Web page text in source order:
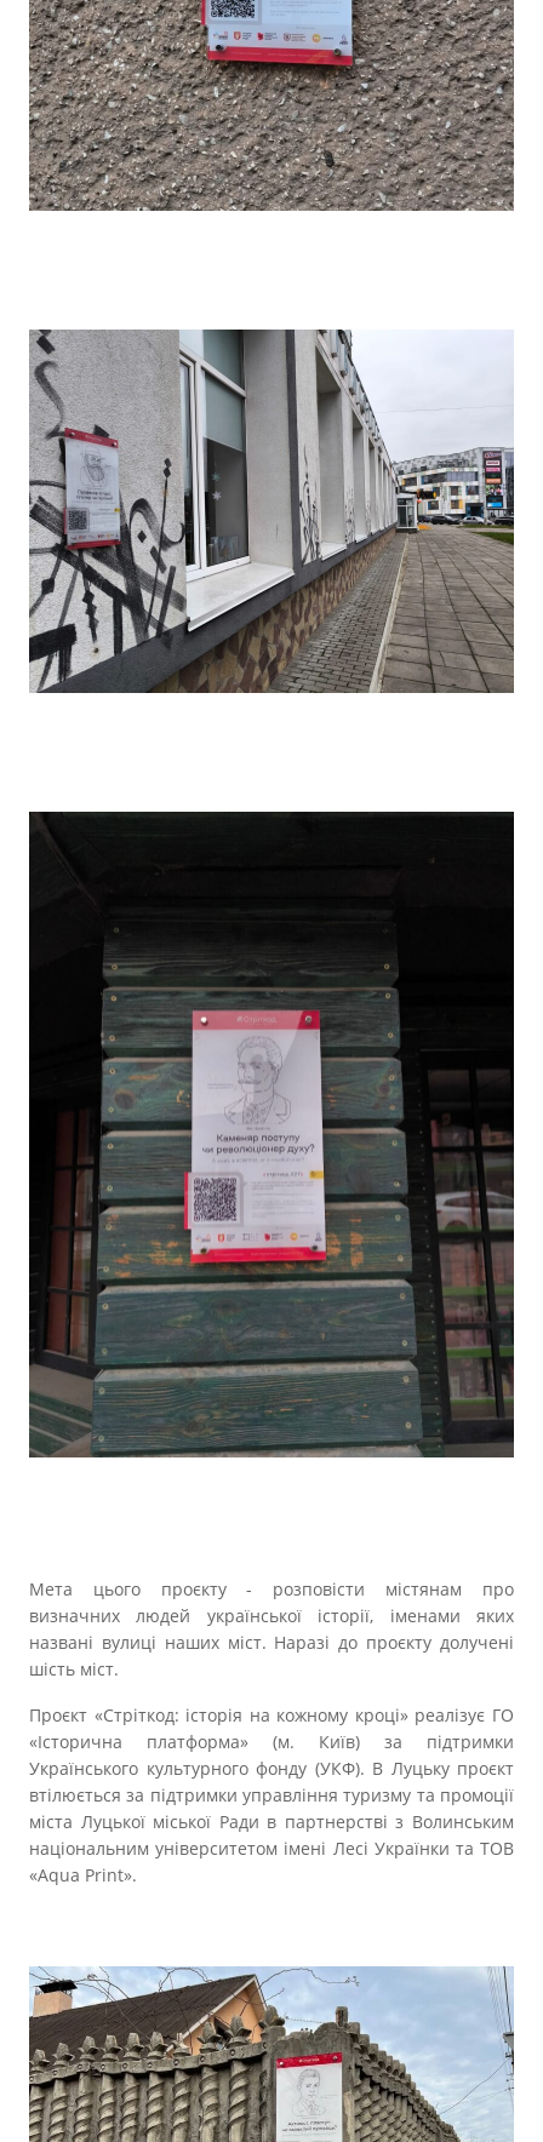
Мета цього проєкту - розповісти містянам про
визначних людей української історії, іменами яких
названі вулиці наших міст. Наразі до проєкту долучені
шість міст.
Проєкт «Стріткод: історія на кожному кроці» реалізує ГО
«Історична платформа» (м. Київ) за підтримки
Українського культурного фонду (УКФ). В Луцьку проєкт
втілюється за підтримки управління туризму та промоції
міста Луцької міської Ради в партнерстві з Волинським
національним університетом імені Лесі Українки та ТОВ
«Aqua Print».